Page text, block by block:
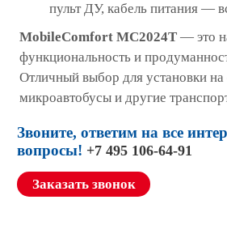
пульт ДУ, кабель питания —
MobileComfort MC2024T — это
функциональность и
Отличный выбор для установки на
микроавтобусы и другие
Звоните, ответим на все
вопросы! +7 495 106-64-91
Заказать звонок